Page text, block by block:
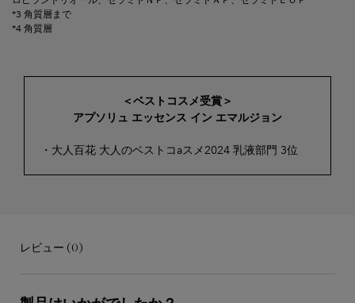
*3 角質層まで
*4 角質層
＜ベストコスメ受賞＞
アプソリュ エッセンス イン エマルジョン
・大人百花 大人のベストコaスメ2024 乳液部門 3位
レビューレビュー (0)